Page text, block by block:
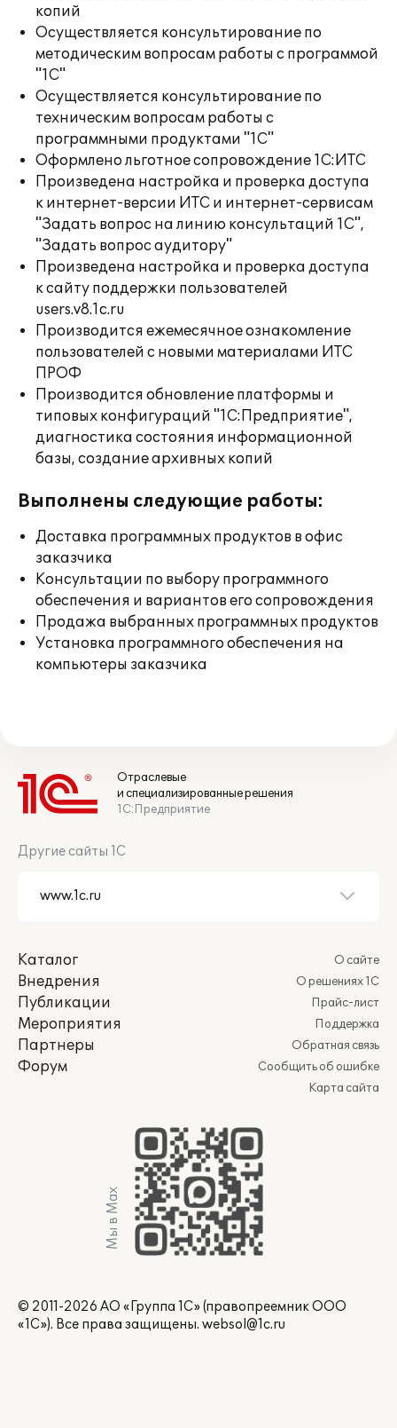
копий
Осуществляется консультирование по
методическим вопросам работы с программой
"1С"
Осуществляется консультирование по
техническим вопросам работы с
программными продуктами "1С"
Оформлено льготное сопровождение 1С:ИТС
Произведена настройка и проверка доступа
к интернет-версии ИТС и интернет-сервисам
"Задать вопрос на линию консультаций 1С",
"Задать вопрос аудитору"
Произведена настройка и проверка доступа
к сайту поддержки пользователей
users.v8.1c.ru
Производится ежемесячное ознакомление
пользователей с новыми материалами ИТС
ПРОФ
Производится обновление платформы и
типовых конфигураций "1С:Предприятие",
диагностика состояния информационной
базы, создание архивных копий
Выполнены следующие работы:
Доставка программных продуктов в офис
заказчика
Консультации по выбору программного
обеспечения и вариантов его сопровождения
Продажа выбранных программных продуктов
Установка программного обеспечения на
компьютеры заказчика
Отраслевые
и специализированные решения
1С:Предприятие
Другие сайты 1С
Каталог
Внедрения
Публикации
Мероприятия
Партнеры
Форум
О сайте
О решениях 1С
Прайс-лист
Поддержка
Обратная связь
Сообщить об ошибке
Карта сайта
Мы в Max
© 2011-2026 АО «Группа 1С» (правопреемник ООО
«1С»). Все права защищены. websol@1c.ru